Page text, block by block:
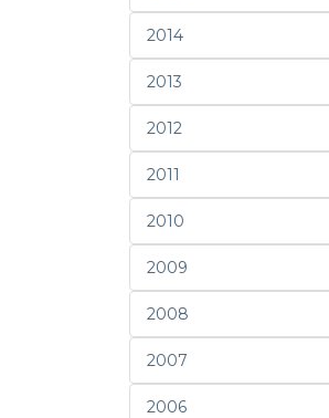
2014
2013
2012
2011
2010
2009
2008
2007
2006